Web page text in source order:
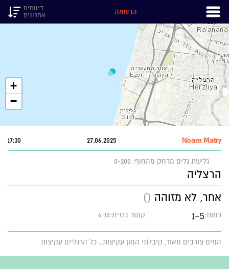
הרשמה
דיווחים
אחרונים
+
−
Noam Matry
27.06.2025
17:30
גלישת גלים מרחק מהחוף: 0-200
הרצליה
אחר, לא מזוהה ()
כמות:1-5 קוטר בס״מ:6-10
המים צורבים מאוד, קיבלתי המון עקיצות.. כל הרגליים עקיצות